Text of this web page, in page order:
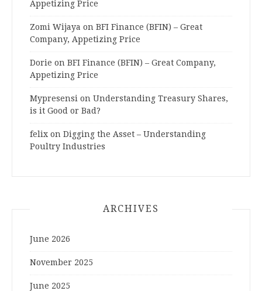
Appetizing Price
Zomi Wijaya on BFI Finance (BFIN) – Great
Company, Appetizing Price
Dorie on BFI Finance (BFIN) – Great Company,
Appetizing Price
Mypresensi on Understanding Treasury Shares,
is it Good or Bad?
felix on Digging the Asset – Understanding
Poultry Industries
ARCHIVES
June 2026
November 2025
June 2025